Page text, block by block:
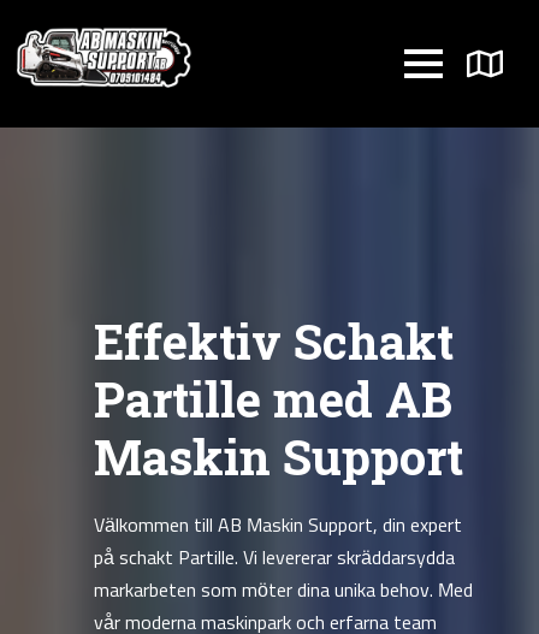
Effektiv Schakt
Partille med AB
Maskin Support
Välkommen till AB Maskin Support, din expert
på schakt Partille. Vi levererar skräddarsydda
markarbeten som möter dina unika behov. Med
vår moderna maskinpark och erfarna team